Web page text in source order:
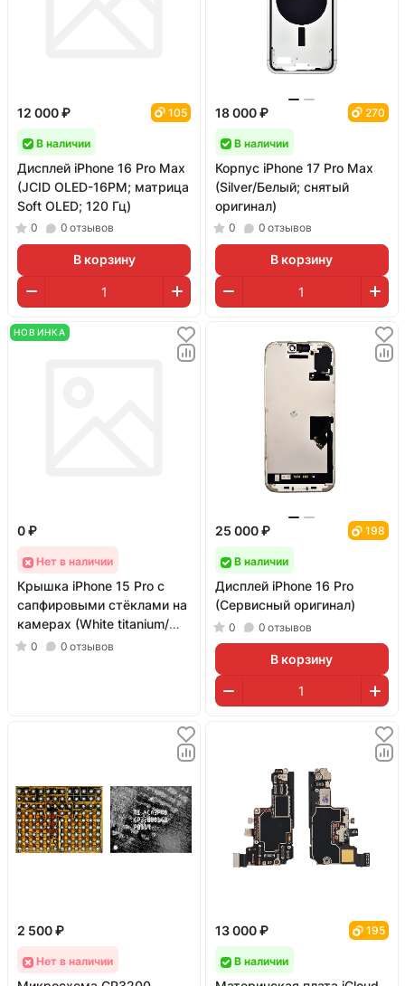
12 000 ₽ 105
В наличии
Дисплей iPhone 16 Pro Max
(JCID OLED-16PM; матрица
Soft OLED; 120 Гц)
0 0 отзывов
В корзину
18 000 ₽ 270
В наличии
Корпус iPhone 17 Pro Max
(Silver/Белый; снятый
оригинал)
0 0 отзывов
В корзину
НОВИНКА
0 ₽
Нет в наличии
Крышка iPhone 15 Pro с
сапфировыми стёклами на
камерах (White titanium/
Белый; оригинал; монолит)
0 0 отзывов
25 000 ₽ 198
В наличии
Дисплей iPhone 16 Pro
(Сервисный оригинал)
0 0 отзывов
В корзину
2 500 ₽
Нет в наличии
13 000 ₽ 195
В наличии